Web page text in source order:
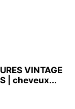
VINTAGE
| cheveux...